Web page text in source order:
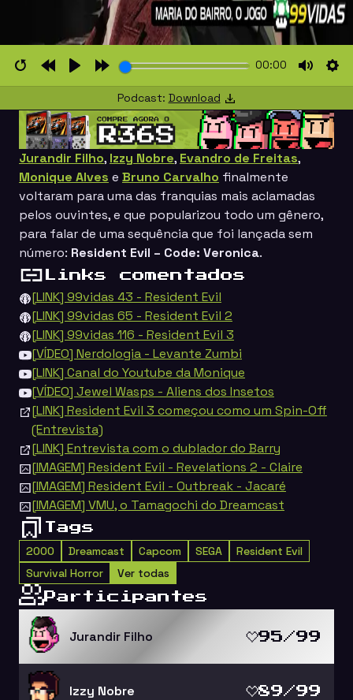
RestartRewind
PlayForward
10s
00:00
Mute
Podcast: Download
Jurandir Filho, Izzy Nobre, Evandro de Freitas,
Monique Alves e Bruno Carvalho finalmente
voltaram para uma das franquias mais aclamadas
pelos ouvintes, e que popularizou todo um gênero,
para falar de uma sequência que foi lançada sem
número: Resident Evil – Code: Veronica.
Links comentados
[LINK] 99vidas 43 - Resident Evil
[LINK] 99vidas 65 - Resident Evil 2
[LINK] 99vidas 116 - Resident Evil 3
[VÍDEO] Nerdologia - Levante Zumbi
[LINK] Canal do Youtube da Monique
[VÍDEO] Jewel Wasps - Aliens dos Insetos
[LINK] Resident Evil 3 começou como um Spin-Off
(Entrevista)
[LINK] Entrevista com o dublador do Barry
[IMAGEM] Resident Evil - Revelations 2 - Claire
[IMAGEM] Resident Evil - Outbreak - Jacaré
[IMAGEM] VMU, o Tamagochi do Dreamcast
Tags
2000 Dreamcast Capcom SEGA
Resident Evil
Survival Horror
Ver todas
Participantes
Jurandir Filho 95/99
Izzy Nobre 89/99